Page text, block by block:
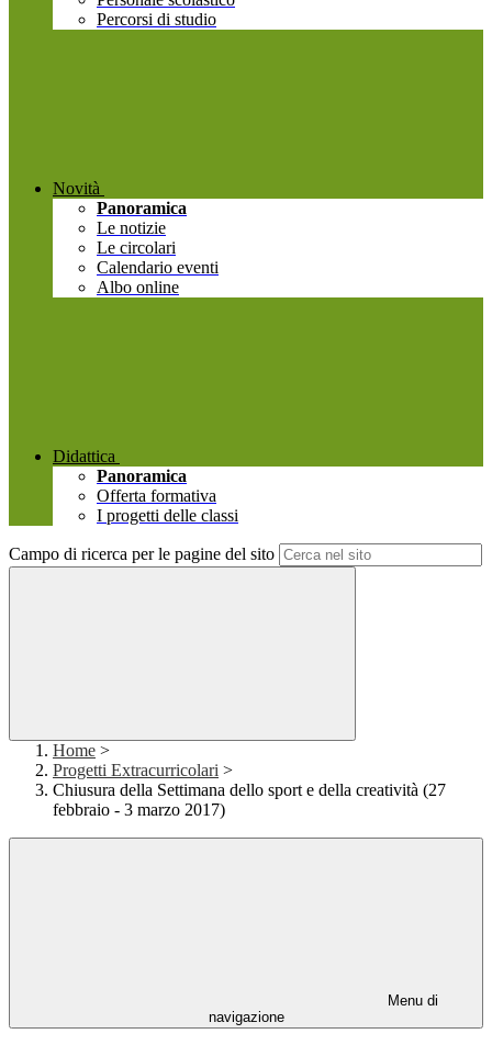
Percorsi di studio
Novità
Panoramica
Le notizie
Le circolari
Calendario eventi
Albo online
Didattica
Panoramica
Offerta formativa
I progetti delle classi
Campo di ricerca per le pagine del sito
Home >
Progetti Extracurricolari >
Chiusura della Settimana dello sport e della creatività (27
febbraio - 3 marzo 2017)
Menu di
navigazione